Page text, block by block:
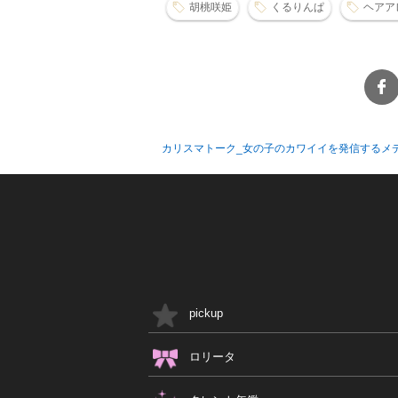
胡桃咲姫 くるりんぱ ヘアア
カリスマトーク_女の子のカワイイを発信するメ
pickup
ロリータ